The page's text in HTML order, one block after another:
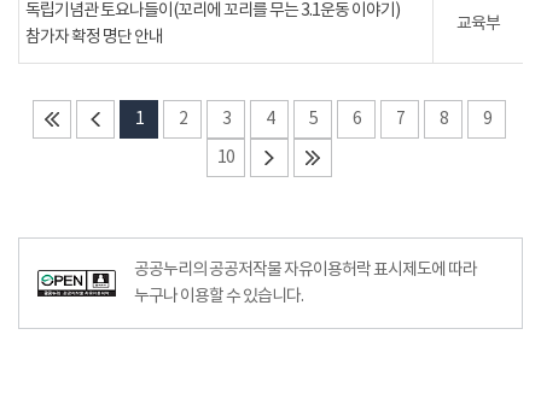
독립기념관 토요나들이(꼬리에 꼬리를 무는 3.1운동 이야기)
참가자 확정 명단 안내
교육부
1 2 3 4 5 6 7 8
9
10
공공누리의 공공저작물 자유이용허락 표시제도에 따라
누구나 이용할 수 있습니다.